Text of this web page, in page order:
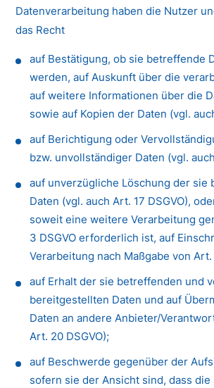
Datenverarbeitung haben die Nutzer
das Recht
auf Bestätigung, ob sie betreffende
werden, auf Auskunft über die
auf weitere Informationen über die
sowie auf Kopien der Daten (vgl.
auf Berichtigung oder
bzw. unvollständiger Daten (vgl.
auf unverzügliche Löschung der sie
Daten (vgl. auch Art. 17 DSGVO),
soweit eine weitere Verarbeitung
3 DSGVO erforderlich ist, auf
Verarbeitung nach Maßgabe von Art.
auf Erhalt der sie betreffenden und
bereitgestellten Daten und auf
Daten an andere Anbieter/
Art. 20 DSGVO);
auf Beschwerde gegenüber der
sofern sie der Ansicht sind, dass